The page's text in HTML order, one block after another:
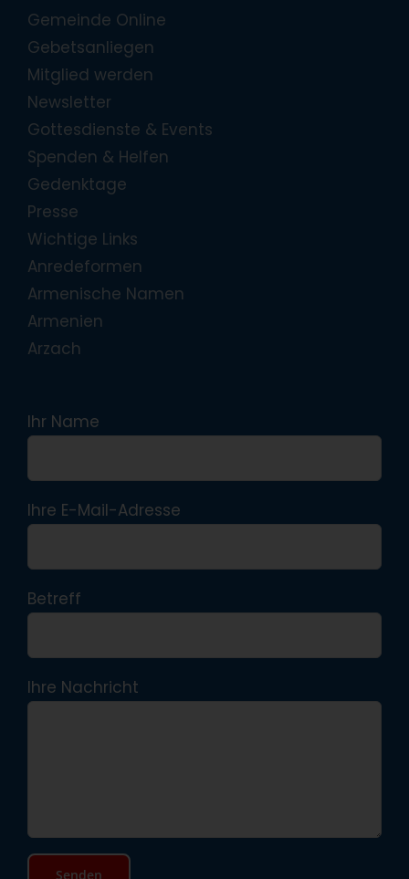
Gemeinde Online
Gebetsanliegen
Mitglied werden
Newsletter
Gottesdienste & Events
Spenden & Helfen
Gedenktage
Presse
Wichtige Links
Anredeformen
Armenische Namen
Armenien
Arzach
Ihr Name
Ihre E-Mail-Adresse
Betreff
Ihre Nachricht